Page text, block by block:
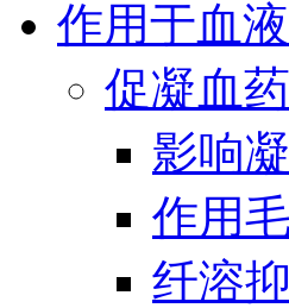
作用于血
促凝血药
影响
作用
纤溶